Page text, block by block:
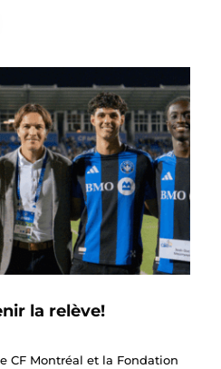
la relève!
CF Montréal et la Fondation